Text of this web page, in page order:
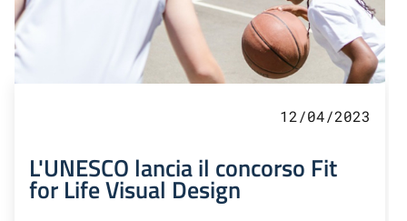
12/04/2023
L'UNESCO lancia il concorso Fit
for Life Visual Design